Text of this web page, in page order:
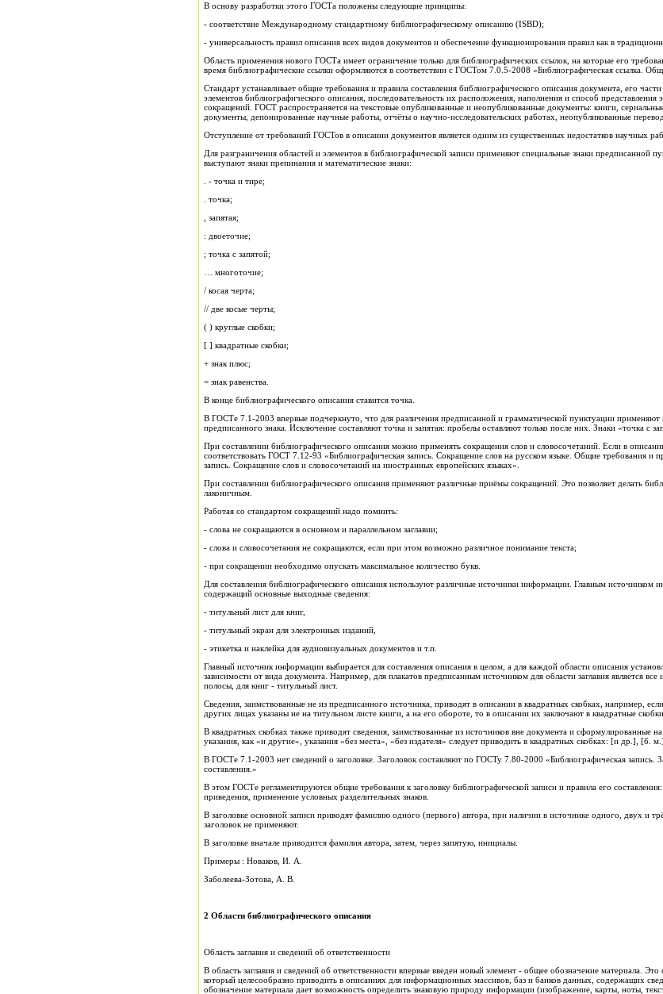
В основу разработки этого ГОСТа положены следующие принципы:
- соответствие Международному стандартному библиографическому описанию (ISBD);
- универсальность правил описания всех видов документов и обеспечение функционирования правил как в
Область применения нового ГОСТа имеет ограничение только для библиографических ссылок, на которые его
время библиографические ссылки оформляются в соответствии с ГОСТом 7.0.5-2008 «Библиографическая ссылка.
Стандарт устанавливает общие требования и правила составления библиографического описания документа, его
элементов библиографического описания, последовательность их расположения, наполнения и способ
сокращений. ГОСТ распространяется на текстовые опубликованные и неопубликованные документы: книги,
документы, депонированные научные работы, отчёты о научно-исследовательских работах, неопубликованные
Отступление от требований ГОСТов в описании документов является одним из существенных недостатков научных
Для разграничения областей и элементов в библиографической записи применяют специальные знаки предписанной
выступают знаки препинания и математические знаки:
. - точка и тире;
. точка;
, запятая;
: двоеточие;
; точка с запятой;
… многоточие;
/ косая черта;
// две косые черты;
( ) круглые скобки;
[ ] квадратные скобки;
+ знак плюс;
= знак равенства.
В конце библиографического описания ставится точка.
В ГОСТе 7.1-2003 впервые подчеркнуто, что для различения предписанной и грамматической пунктуации
предписанного знака. Исключение составляют точка и запятая: пробелы оставляют только после них. Знаки «точка с
При составлении библиографического описания можно применять сокращения слов и словосочетаний. Если в
соответствовать ГОСТ 7.12-93 «Библиографическая запись. Сокращение слов на русском языке. Общие требования
запись. Сокращение слов и словосочетаний на иностранных европейских языках».
При составлении библиографического описания применяют различные приёмы сокращений. Это позволяет делать
лаконичным.
Работая со стандартом сокращений надо помнить:
- слова не сокращаются в основном и параллельном заглавии;
- слова и словосочетания не сокращаются, если при этом возможно различное понимание текста;
- при сокращении необходимо опускать максимальное количество букв.
Для составления библиографического описания используют различные источники информации. Главным источником
содержащий основные выходные сведения:
- титульный лист для книг,
- титульный экран для электронных изданий,
- этикетка и наклейка для аудиовизуальных документов и т.п.
Главный источник информации выбирается для составления описания в целом, а для каждой области описания
зависимости от вида документа. Например, для плакатов предписанным источником для области заглавия является все
полосы, для книг - титульный лист.
Сведения, заимствованные не из предписанного источника, приводят в описании в квадратных скобках, например,
других лицах указаны не на титульном листе книги, а на его обороте, то в описании их заключают в квадратные скобки.
В квадратных скобках также приводят сведения, заимствованные из источников вне документа и сформулированные
указания, как «и другие», указания «без места», «без издателя» следует приводить в квадратных скобках: [и др.], [б.
В ГОСТе 7.1-2003 нет сведений о заголовке. Заголовок составляют по ГОСТу 7.80-2000 «Библиографическая запись.
составления.»
В этом ГОСТе регламентируются общие требования к заголовку библиографической записи и правила его
приведения, применение условных разделительных знаков.
В заголовке основной записи приводят фамилию одного (первого) автора, при наличии в источнике одного, двух и
заголовок не применяют.
В заголовке вначале приводится фамилия автора, затем, через запятую, инициалы.
Примеры : Новаков, И. А.
Заболеева-Зотова, А. В.
2 Области библиографического описания
Область заглавия и сведений об ответственности
В область заглавия и сведений об ответственности впервые введен новый элемент - общее обозначение материала. Это
который целесообразно приводить в описаниях для информационных массивов, баз и банков данных, содержащих
обозначение материала дает возможность определить знаковую природу информации (изображение, карты, ноты,